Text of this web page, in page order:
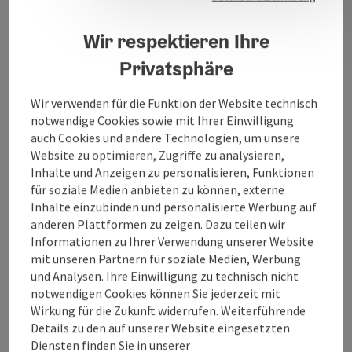
Erwachsene) I Akupunktur
Kontakt
Öffnungszeiten
Anreise/Lage
Preise
Eignung
Wir respektieren Ihre
Privatsphäre
Wir verwenden für die Funktion der Website technisch
notwendige Cookies sowie mit Ihrer Einwilligung
auch Cookies und andere Technologien, um unsere
Website zu optimieren, Zugriffe zu analysieren,
Inhalte und Anzeigen zu personalisieren, Funktionen
für soziale Medien anbieten zu können, externe
Inhalte einzubinden und personalisierte Werbung auf
anderen Plattformen zu zeigen. Dazu teilen wir
Informationen zu Ihrer Verwendung unserer Website
mit unseren Partnern für soziale Medien, Werbung
und Analysen. Ihre Einwilligung zu technisch nicht
notwendigen Cookies können Sie jederzeit mit
Wirkung für die Zukunft widerrufen. Weiterführende
Details zu den auf unserer Website eingesetzten
Diensten finden Sie in unserer